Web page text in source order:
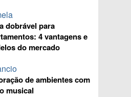
dobrável para
4 vantagens e
do mercado
de ambientes com
musical